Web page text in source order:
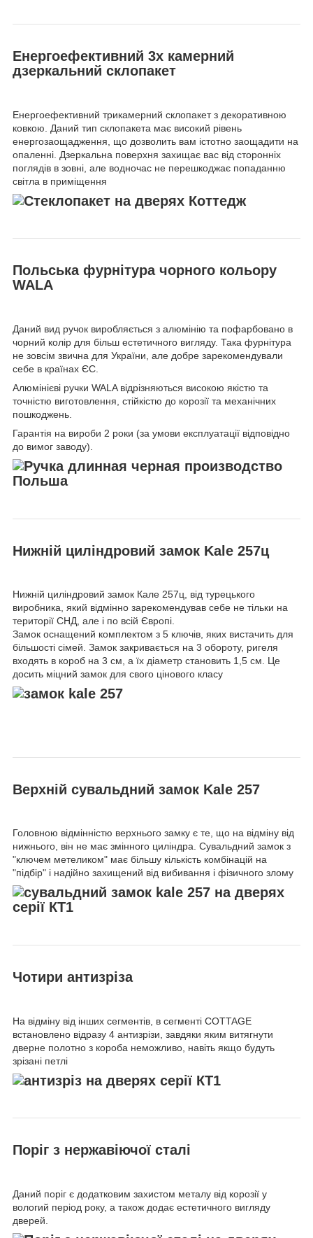
Енергоефективний 3х камерний
дзеркальний склопакет
Енергоефективний трикамерний склопакет з декоративною
ковкою. Даний тип склопакета має високий рівень
енергозаощадження, що дозволить вам істотно заощадити на
опаленні. Дзеркальна поверхня захищає вас від сторонніх
поглядів в зовні, але водночас не перешкоджає попаданню
світла в приміщення
Польська фурнітура чорного кольору
WALA
Даний вид ручок виробляється з алюмінію та пофарбовано в
чорний колір для більш естетичного вигляду. Така фурнітура
не зовсім звична для України, але добре зарекомендували
себе в країнах ЄС.
Алюмінієві ручки WALA відрізняються високою якістю та
точністю виготовлення, стійкістю до корозії та механічних
пошкоджень.
Гарантія на вироби 2 роки (за умови експлуатації відповідно
до вимог заводу).
Нижній циліндровий замок Kale 257ц
Нижній циліндровий замок Кале 257ц, від турецького
виробника, який відмінно зарекомендував себе не тільки на
території СНД, але і по всій Європі.
Замок оснащений комплектом з 5 ключів, яких вистачить для
більшості сімей. Замок закривається на 3 обороту, ригеля
входять в короб на 3 см, а їх діаметр становить 1,5 см. Це
досить міцний замок для свого цінового класу
Верхній сувальдний замок Kale 257
Головною відмінністю верхнього замку є те, що на відміну від
нижнього, він не має змінного циліндра. Сувальдний замок з
"ключем метеликом" має більшу кількість комбінацій на
"підбір" і надійно захищений від вибивання і фізичного злому
Чотири антизріза
На відміну від інших сегментів, в сегменті COTTAGE
встановлено відразу 4 антизрізи, завдяки яким витягнути
дверне полотно з короба неможливо, навіть якщо будуть
зрізані петлі
Поріг з нержавіючої сталі
Даний поріг є додатковим захистом металу від корозії у
вологий період року, а також додає естетичного вигляду
дверей.